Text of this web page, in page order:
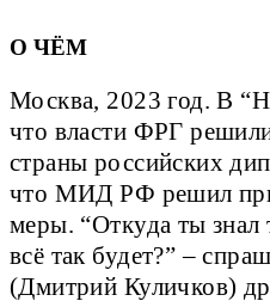
О ЧЁМ
Москва, 2023 год. В
что власти ФРГ
страны российских
что МИД РФ решил
меры. “Откуда ты знал
всё так будет?” –
(Дмитрий Куличков)